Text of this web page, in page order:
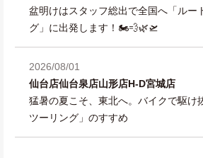
盆明けはスタッフ総出で全国へ「ルー
グ」に出発します！🏍️💨🌿🛫
2026/08/01
仙台店仙台泉店山形店H-D宮城店
猛暑の夏こそ、東北へ。バイクで駆け
ツーリング」のすすめ